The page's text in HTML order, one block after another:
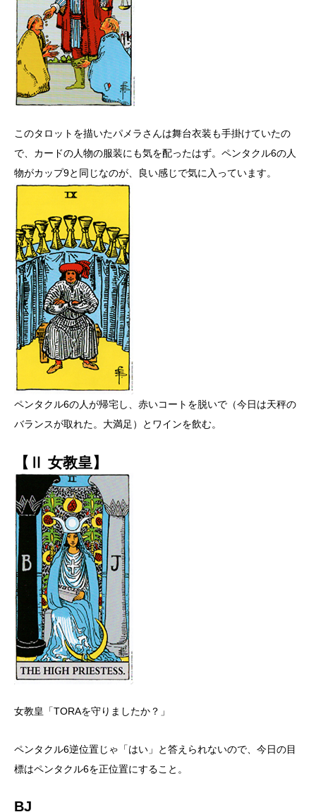
このタロットを描いたパメラさんは舞台衣装も手掛けていたの
で、カードの人物の服装にも気を配ったはず。ペンタクル6の人
物がカップ9と同じなのが、良い感じで気に入っています。
ペンタクル6の人が帰宅し、赤いコートを脱いで（今日は天秤の
バランスが取れた。大満足）とワインを飲む。
【Ⅱ 女教皇】
女教皇「TORAを守りましたか？」
ペンタクル6逆位置じゃ「はい」と答えられないので、今日の目
標はペンタクル6を正位置にすること。
BJ